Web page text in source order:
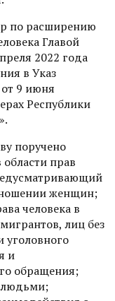
по расширению
Главой
2022 года
в Указ
9 июня
Республики
поручено
прав
женщин;
человека в
лиц без
уголовного
и
обращения;
людьми;